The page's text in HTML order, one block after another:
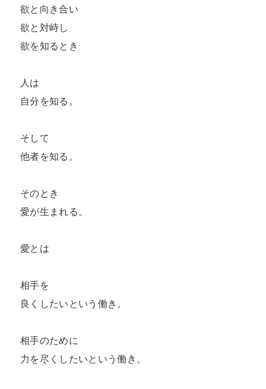
欲と向き合い
欲と対峙し
欲を知るとき
人は
自分を知る。
そして
他者を知る。
そのとき
愛が生まれる。
愛とは
相手を
良くしたいという働き。
相手のために
力を尽くしたいという働き。